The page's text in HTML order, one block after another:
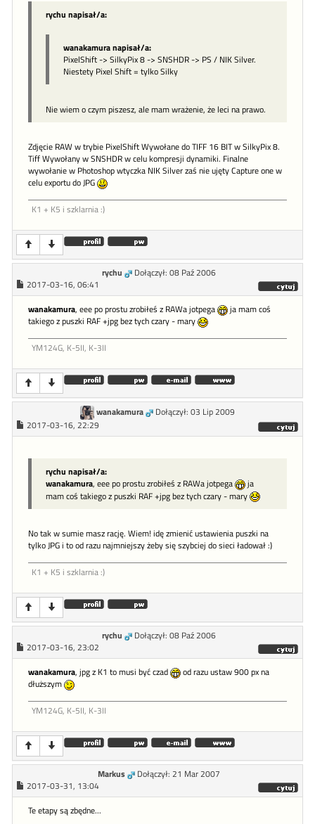
rychu napisał/a:
wanakamura napisał/a:
PixelShift -> SilkyPix 8 -> SNSHDR -> PS / NIK Silver.
Niestety Pixel Shift = tylko Silky
Nie wiem o czym piszesz, ale mam wrażenie, że leci na prawo.
Zdjęcie RAW w trybie PixelShift Wywołane do TIFF 16 BIT w SilkyPix 8.
Tiff Wywołany w SNSHDR w celu kompresji dynamiki. Finalne
wywołanie w Photoshop wtyczka NIK Silver zaś nie ujęty Capture one w
celu exportu do JPG
K1 + K5 i szklarnia :)
rychu
Dołączył: 08 Paź 2006
2017-03-16, 06:41
wanakamura, eee po prostu zrobiłeś z RAWa jotpega
ja mam coś
takiego z puszki RAF +jpg bez tych czary - mary
YM124G, K-5II, K-3II
wanakamura
Dołączył: 03 Lip 2009
2017-03-16, 22:29
rychu napisał/a:
wanakamura, eee po prostu zrobiłeś z RAWa jotpega
ja
mam coś takiego z puszki RAF +jpg bez tych czary - mary
No tak w sumie masz rację. Wiem! idę zmienić ustawienia puszki na
tylko JPG i to od razu najmniejszy żeby się szybciej do sieci ładował :)
K1 + K5 i szklarnia :)
rychu
Dołączył: 08 Paź 2006
2017-03-16, 23:02
wanakamura, jpg z K1 to musi być czad
od razu ustaw 900 px na
dłuższym
YM124G, K-5II, K-3II
Markus
Dołączył: 21 Mar 2007
2017-03-31, 13:04
Te etapy są zbędne...